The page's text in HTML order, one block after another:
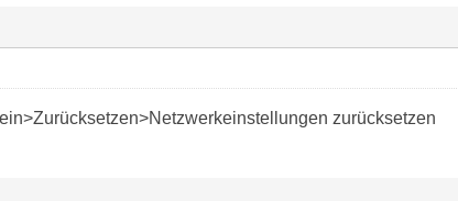
zurücksetzen